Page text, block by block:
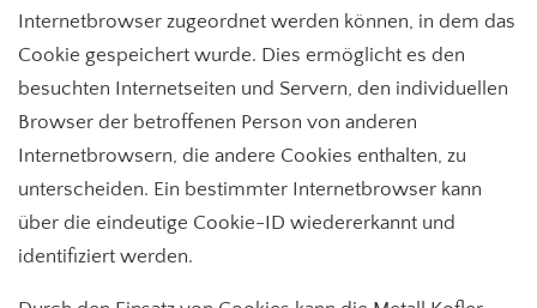
Internetbrowser zugeordnet werden können, in dem das
Cookie gespeichert wurde. Dies ermöglicht es den
besuchten Internetseiten und Servern, den individuellen
Browser der betroffenen Person von anderen
Internetbrowsern, die andere Cookies enthalten, zu
unterscheiden. Ein bestimmter Internetbrowser kann
über die eindeutige Cookie-ID wiedererkannt und
identifiziert werden.